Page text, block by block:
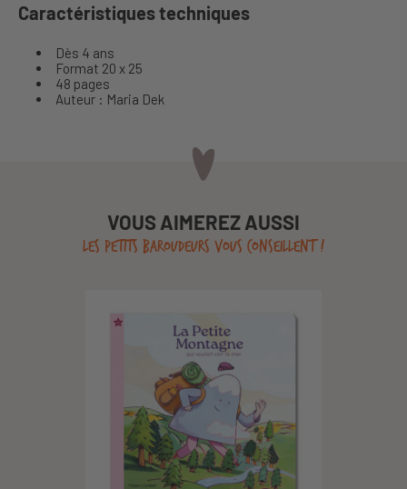
Caractéristiques techniques
Dès 4 ans
Format 20 x 25
48 pages
Auteur : Maria Dek
VOUS AIMEREZ AUSSI
LES PETITS BAROUDEURS VOUS CONSEILLENT !